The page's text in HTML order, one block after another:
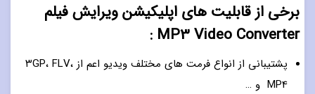
برخی از قابلیت های اپلیکیشن ویرایش فیلم
MP3 Video Converter :
پشتیبانی از انواع فرمت های مختلف ویدیو اعم از ۳GP، FLV،
MP4 و …